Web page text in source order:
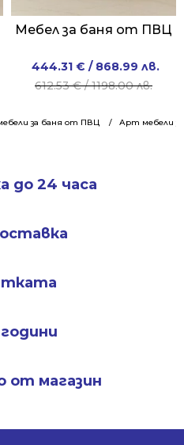
за баня от ПВЦ Арт мебели
Мебел за баня от ПВЦ
612.53€/ 1198.00 лв.
Original
price
612.53 €
444.31 € / 868.99 лв.
Current
price
444.31 €
до 24 часа
от магазин